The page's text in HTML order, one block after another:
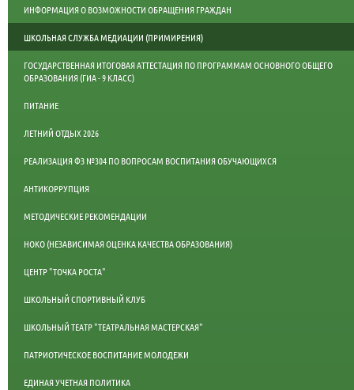
ИНФОРМАЦИЯ О ВОЗМОЖНОСТИ ОБРАЩЕНИЯ ГРАЖДАН
ШКОЛЬНАЯ СЛУЖБА МЕДИАЦИИ (ПРИМИРЕНИЯ)
ГОСУДАРСТВЕННАЯ ИТОГОВАЯ АТТЕСТАЦИЯ ПО ПРОГРАММАМ ОСНОВНОГО ОБЩЕГО
ОБРАЗОВАНИЯ (ГИА - 9 КЛАСС)
ПИТАНИЕ
ЛЕТНИЙ ОТДЫХ 2026
РЕАЛИЗАЦИЯ ФЗ №304 ПО ВОПРОСАМ ВОСПИТАНИЯ ОБУЧАЮЩИХСЯ
АНТИКОРРУПЦИЯ
МЕТОДИЧЕСКИЕ РЕКОМЕНДАЦИИ
НОКО (НЕЗАВИСИМАЯ ОЦЕНКА КАЧЕСТВА ОБРАЗОВАНИЯ)
ЦЕНТР "ТОЧКА РОСТА"
ШКОЛЬНЫЙ СПОРТИВНЫЙ КЛУБ
ШКОЛЬНЫЙ ТЕАТР "ТЕАТРАЛЬНАЯ МАСТЕРСКАЯ"
ПАТРИОТИЧЕСКОЕ ВОСПИТАНИЕ МОЛОДЕЖИ
ЕДИНАЯ УЧЕТНАЯ ПОЛИТИКА